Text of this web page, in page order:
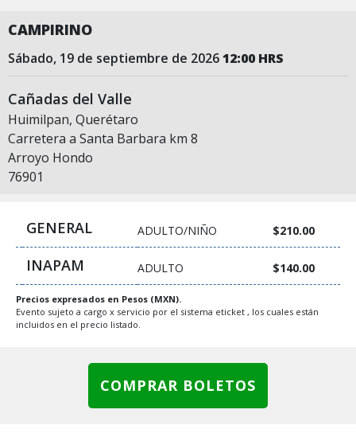
CAMPIRINO
sábado, 19 de septiembre de 202612:00 HRS
Cañadas del Valle
Huimilpan, Querétaro
Carretera a Santa Barbara km 8
Arroyo Hondo
76901
GENERAL ADULTO/NIÑO $210.00
INAPAM ADULTO $140.00
Precios expresados en Pesos (MXN).
Evento sujeto a cargo x servicio por el sistema eticket , los cuales están
incluidos en el precio listado.
COMPRAR BOLETOS